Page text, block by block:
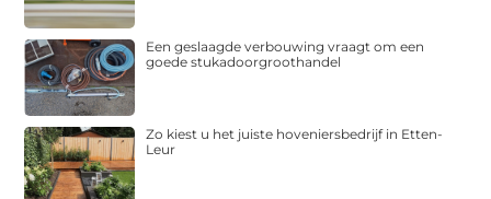
Een geslaagde verbouwing vraagt om een
goede stukadoorgroothandel
Zo kiest u het juiste hoveniersbedrijf in Etten-
Leur